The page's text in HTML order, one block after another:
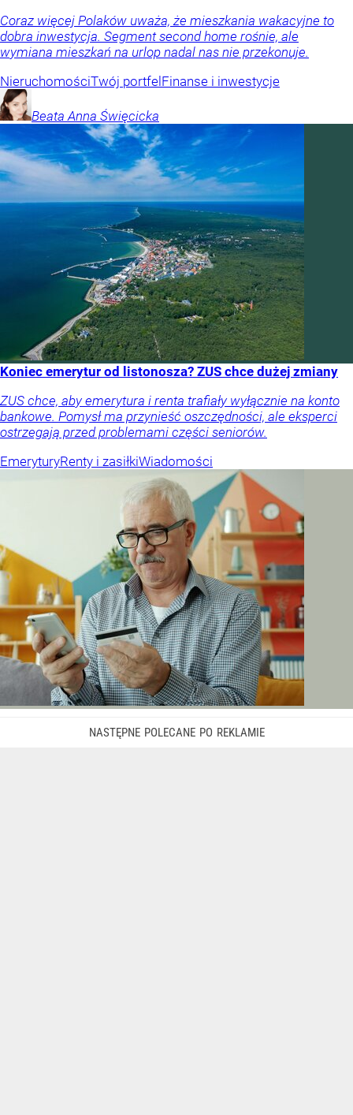
Coraz więcej Polaków uważa, że mieszkania wakacyjne to
dobra inwestycja. Segment second home rośnie, ale
wymiana mieszkań na urlop nadal nas nie przekonuje.
NieruchomościTwój portfelFinanse i inwestycje
Beata Anna Święcicka
Koniec emerytur od listonosza? ZUS chce dużej zmiany
ZUS chce, aby emerytura i renta trafiały wyłącznie na konto
bankowe. Pomysł ma przynieść oszczędności, ale eksperci
ostrzegają przed problemami części seniorów.
EmeryturyRenty i zasiłkiWiadomości